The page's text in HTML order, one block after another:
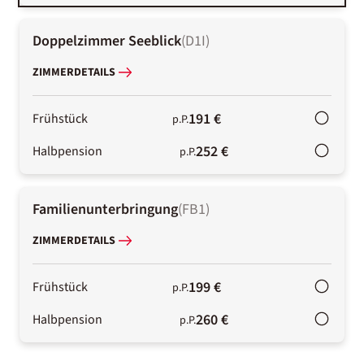
Doppelzimmer Seeblick(D1I)
ZIMMERDETAILS
Frühstück p.P.191 €
Halbpension p.P.252 €
Familienunterbringung(FB1)
ZIMMERDETAILS
Frühstück p.P.199 €
Halbpension p.P.260 €